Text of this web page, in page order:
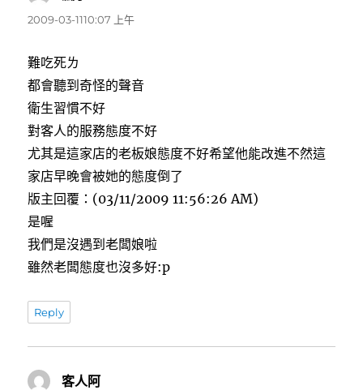
示:
2009-03-1110:07 上午
難吃死ㄌ
都會聽到奇怪的聲音
衛生習慣不好
對客人的服務態度不好
尤其是這家店的老板娘態度不好希望他能改進不然這
家店早晚會被她的態度倒了
版主回覆：(03/11/2009 11:56:26 AM)
是喔
我們是沒遇到老闆娘啦
雖然老闆態度也沒多好:p
Reply
客人阿